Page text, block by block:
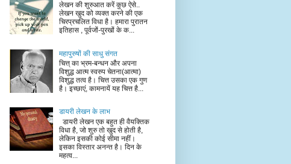
लेखन की शुरुआत करें कुछ ऐसे..
लेखन खुद को व्यक्त करने की एक
चिरप्रचलित विधा है। हमारा पुरातन
इतिहास , पूर्वजों-पुरखों के क...
महापुरुषों की साधु संगत
चित्त् का भ्रम-बन्धन और अपना
विशुद्ध आत्म स्वरुप चेतना(आत्मा)
विशुद्ध तत्व है। चित्त उसका एक गुण
है। इच्छाएं, कामनायें यह चित्त है...
डायरी लेखन के लाभ
डायरी लेखन एक बहुत ही वैयक्तिक
विधा है, जो शुरु तो खुद से होती है,
लेकिन इसकी कोई सीमा नहीं।
इसका विस्तार अनन्त है। दिन के
महत्व...